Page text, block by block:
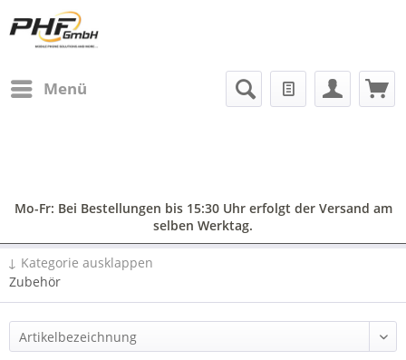
Menü
Mo-Fr: Bei Bestellungen bis 15:30 Uhr erfolgt der Versand am
selben Werktag.
↓ Kategorie ausklappen
Zubehör